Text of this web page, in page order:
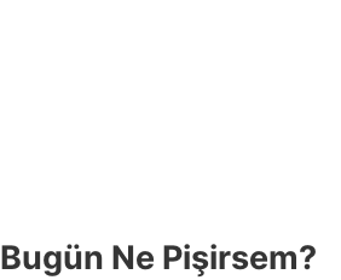
Bugün Ne Pişirsem?